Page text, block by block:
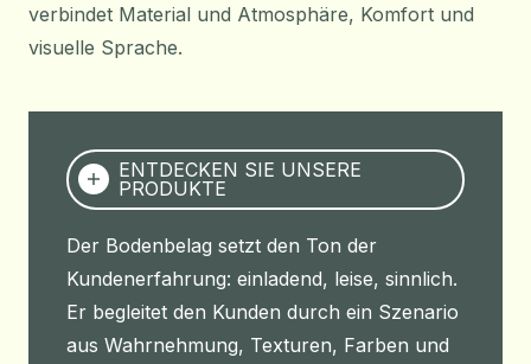
verbindet Material und Atmosphäre, Komfort und
visuelle Sprache.
ENTDECKEN SIE UNSERE
PRODUKTE
Der Bodenbelag setzt den Ton der
Kundenerfahrung: einladend, leise, sinnlich.
Er begleitet den Kunden durch ein Szenario
aus Wahrnehmung, Texturen, Farben und